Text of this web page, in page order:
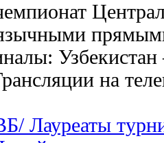
на
Лауреаты